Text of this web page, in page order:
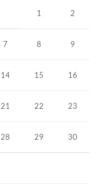
1 2
7 8 9
14 15 16
21 22 23
28 29 30